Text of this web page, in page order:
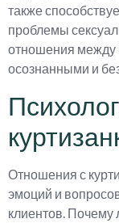
также
проблемы
отношения между
осознанными и
Отношения с
эмоций и
клиентов.